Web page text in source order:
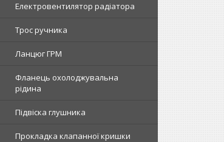
Електровентилятор радіатора
Трос ручника
Ланцюг ГРМ
Фланець охолоджувальна
рідина
Підвіска глушника
Прокладка клапанної кришки